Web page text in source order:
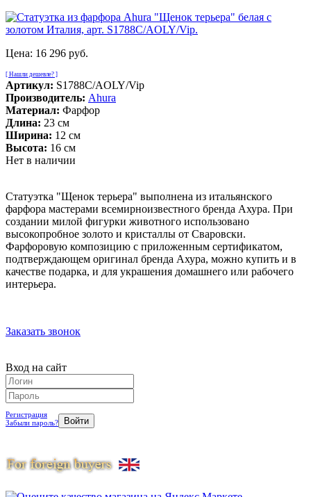
Цена: 16 296 руб.
[ Нашли дешевле? ]
Артикул: S1788C/AOLY/Vip
Производитель: Ahura
Материал: Фарфор
Длина: 23 см
Ширина: 12 см
Высота: 16 см
Нет в наличии
Статуэтка "Щенок терьера" выполнена из итальянского
фарфора мастерами всемирноизвестного бренда Ахура. При
создании милой фигурки животного использовано
высокопробное золото и кристаллы от Сваровски.
Фарфоровую композицию с приложенным сертификатом,
подтверждающем оригинал бренда Ахура, можно купить и в
качестве подарка, и для украшения домашнего или рабочего
интерьера.
Заказать звонок
Вход на сайт
Регистрация
Забыли пароль?